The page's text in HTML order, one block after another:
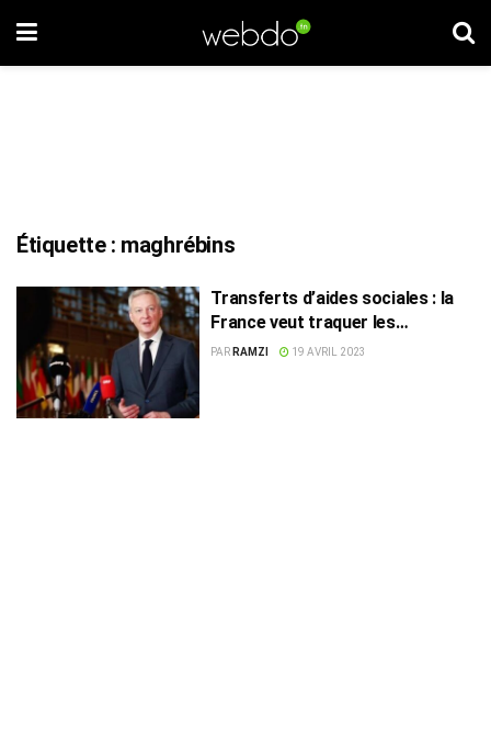
Étiquette : maghrébins
Transferts d’aides sociales : la
France veut traquer les
Maghrébins !
PAR RAMZI 19 AVRIL 2023